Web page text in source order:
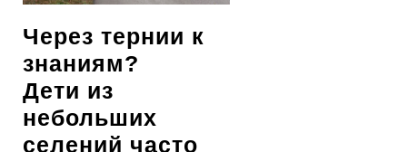
Через тернии к
знаниям?
Дети из
небольших
селений часто